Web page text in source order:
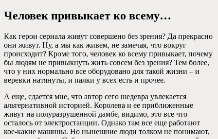
Человек привыкает ко всему…
Как герои сериала живут совершено без зрения? Да прекрасно
они живут. Ну, а мы как живем, не замечая, что вокруг
происходит? Кроме того, человек ко всему привыкает, почему
бы людям не привыкнуть жить совсем без зрения? Тем более,
что у них нормально все оборудовано для такой жизни – и
веревки натянуты, и палки у всех есть и прочее.
А еще, сдается мне, что автор сего шедевра увлекается
альтернативной историей. Королева и ее приближенные
живут на полуразрушенной дамбе, видимо, это все что
осталось от электростанции. Однако там все еще работают
кое-какие машины. Но нынешние люди толком не понимают,